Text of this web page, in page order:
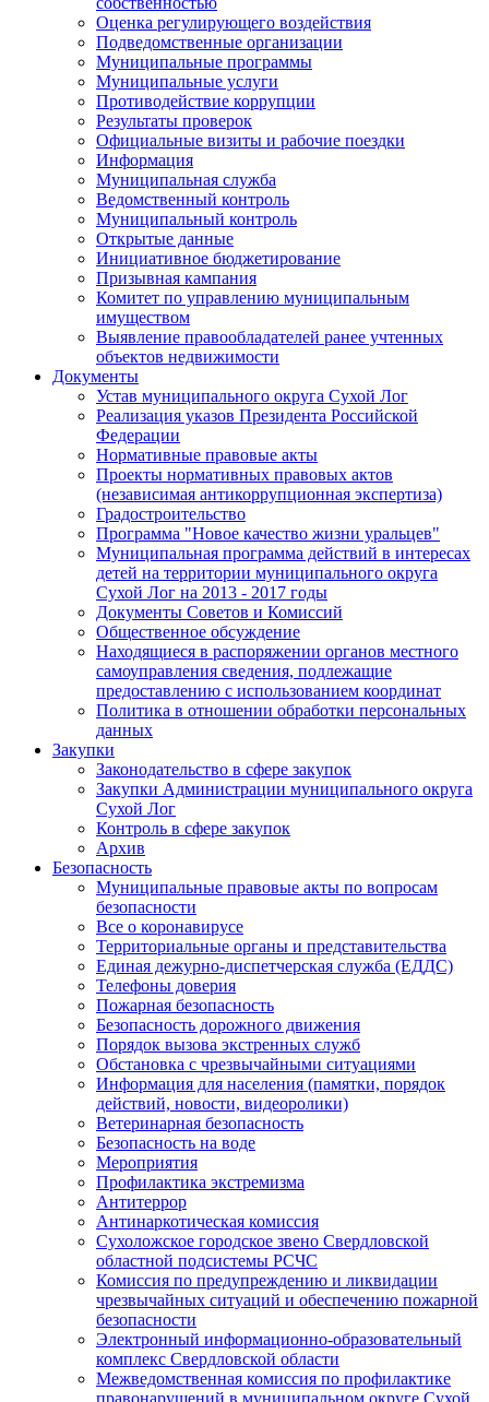
Оценка регулирующего воздействия
Подведомственные организации
Муниципальные программы
Муниципальные услуги
Противодействие коррупции
Результаты проверок
Официальные визиты и рабочие поездки
Информация
Муниципальная служба
Ведомственный контроль
Муниципальный контроль
Открытые данные
Инициативное бюджетирование
Призывная кампания
Комитет по управлению муниципальным
имуществом
Выявление правообладателей ранее учтенных
объектов недвижимости
Документы
Устав муниципального округа Сухой Лог
Реализация указов Президента Российской
Федерации
Нормативные правовые акты
Проекты нормативных правовых актов
(независимая антикоррупционная экспертиза)
Градостроительство
Программа "Новое качество жизни уральцев"
Муниципальная программа действий в интересах
детей на территории муниципального округа
Сухой Лог на 2013 - 2017 годы
Документы Советов и Комиссий
Общественное обсуждение
Находящиеся в распоряжении органов местного
самоуправления сведения, подлежащие
предоставлению с использованием координат
Политика в отношении обработки персональных
данных
Закупки
Законодательство в сфере закупок
Закупки Администрации муниципального округа
Сухой Лог
Контроль в сфере закупок
Архив
Безопасность
Муниципальные правовые акты по вопросам
безопасности
Все о коронавирусе
Территориальные органы и представительства
Единая дежурно-диспетчерская служба (ЕДДС)
Телефоны доверия
Пожарная безопасность
Безопасность дорожного движения
Порядок вызова экстренных служб
Обстановка с чрезвычайными ситуациями
Информация для населения (памятки, порядок
действий, новости, видеоролики)
Ветеринарная безопасность
Безопасность на воде
Мероприятия
Профилактика экстремизма
Антитеррор
Антинаркотическая комиссия
Сухоложское городское звено Свердловской
областной подсистемы РСЧС
Комиссия по предупреждению и ликвидации
чрезвычайных ситуаций и обеспечению пожарной
безопасности
Электронный информационно-образовательный
комплекс Cвердловской области
Межведомственная комиссия по профилактике
правонарушений в муниципальном округе Сухой